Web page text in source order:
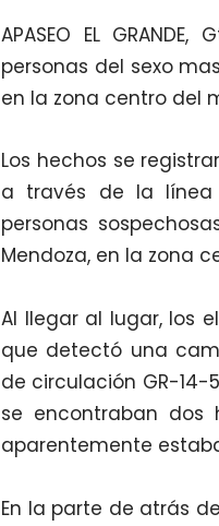
APASEO EL
personas del sexo
en la zona centro del
Los hechos se
a través de la línea
personas
Mendoza, en la zona
Al llegar al lugar, los
que detectó una
de circulación GR-
se encontraban
aparentemente
En la parte de atrás